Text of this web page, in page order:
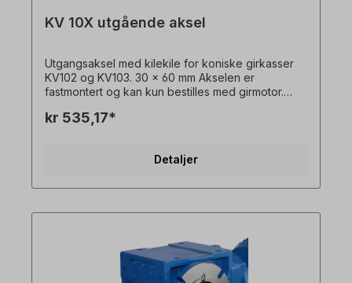
KV 10X utgående aksel
Utgangsaksel med kilekile for koniske girkasser
KV102 og KV103. 30 x 60 mm Akselen er
fastmontert og kan kun bestilles med girmotor.
monteringsposisjon M1). Alle produktbilder er
kr 535,17*
Detaljer